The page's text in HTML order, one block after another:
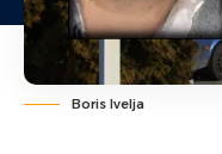
Boris Ivelja